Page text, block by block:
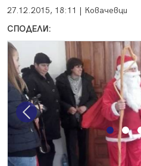
27.12.2015, 18:11 | Ковачевци
СПОДЕЛИ:
Previous